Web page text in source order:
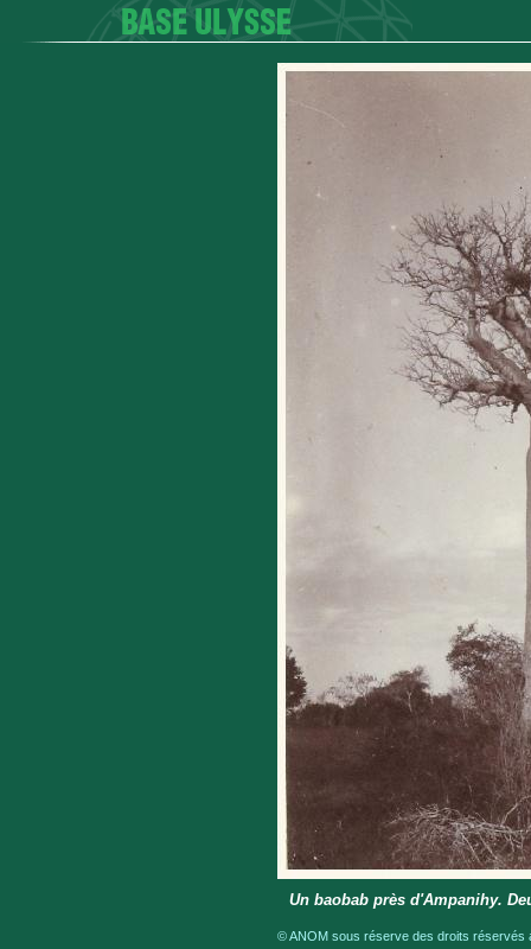
Un baobab près d'Ampanihy.
© ANOM sous réserve des droits réservés